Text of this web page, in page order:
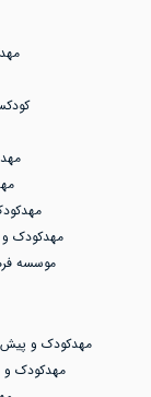
مهدکودک و
موسسه
مهدکودک و پیش
مهدکودک و